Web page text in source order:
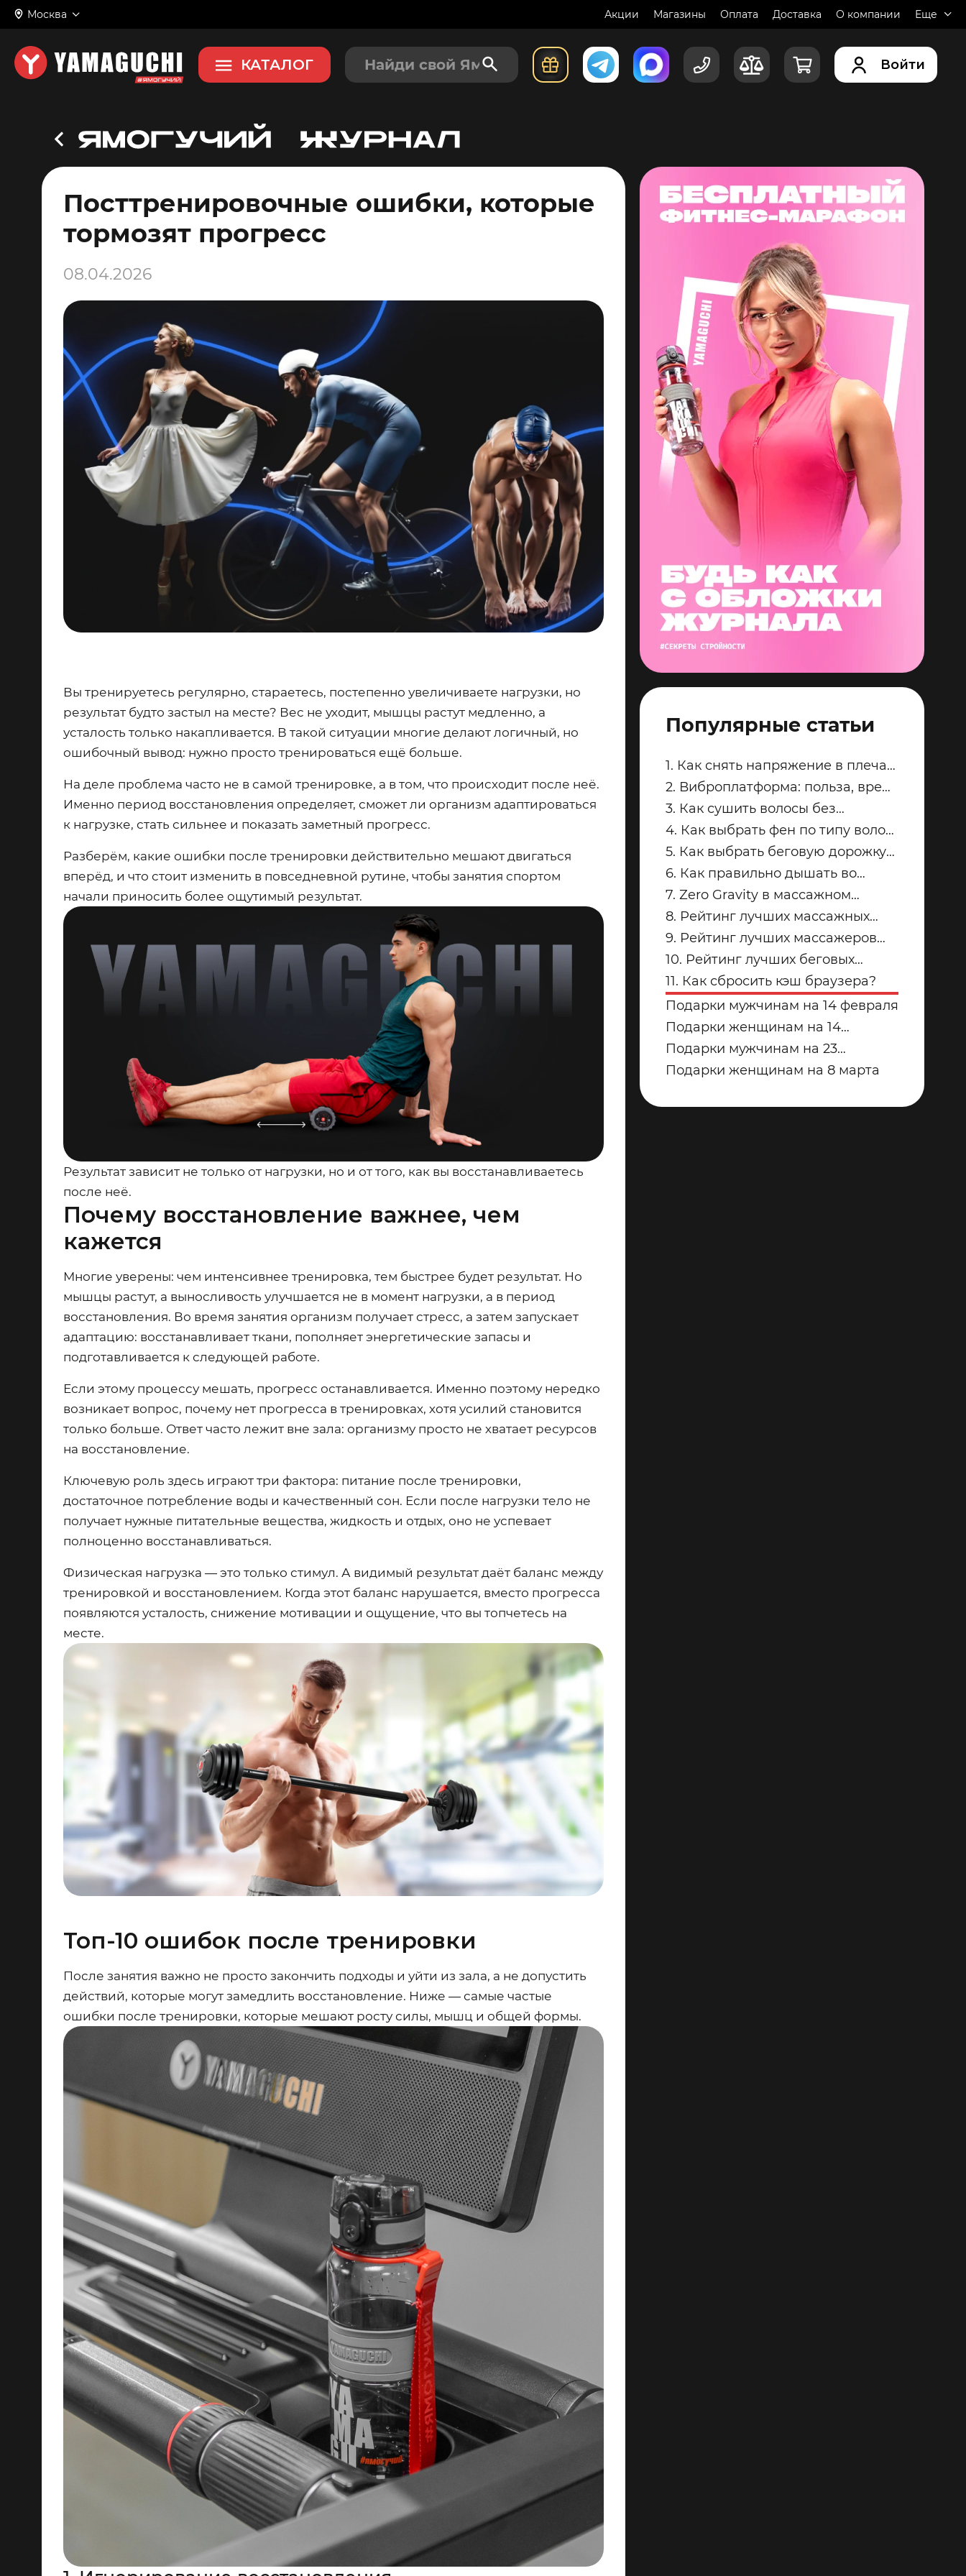
Москва Акции Магазины Оплата Доставка О компании Еще
КАТАЛОГ Войти
Посттренировочные ошибки, которые
тормозят прогресс
08.04.2026
Вы тренируетесь регулярно, стараетесь, постепенно увеличиваете нагрузки, но
результат будто застыл на месте? Вес не уходит, мышцы растут медленно, а
усталость только накапливается. В такой ситуации многие делают логичный, но
ошибочный вывод: нужно просто тренироваться ещё больше.
На деле проблема часто не в самой тренировке, а в том, что происходит после неё.
Именно период восстановления определяет, сможет ли организм адаптироваться
к нагрузке, стать сильнее и показать заметный прогресс.
Разберём, какие ошибки после тренировки действительно мешают двигаться
вперёд, и что стоит изменить в повседневной рутине, чтобы занятия спортом
начали приносить более ощутимый результат.
Результат зависит не только от нагрузки, но и от того, как вы восстанавливаетесь
после неё.
Почему восстановление важнее, чем
кажется
Многие уверены: чем интенсивнее тренировка, тем быстрее будет результат. Но
мышцы растут, а выносливость улучшается не в момент нагрузки, а в период
восстановления. Во время занятия организм получает стресс, а затем запускает
адаптацию: восстанавливает ткани, пополняет энергетические запасы и
подготавливается к следующей работе.
Если этому процессу мешать, прогресс останавливается. Именно поэтому нередко
возникает вопрос, почему нет прогресса в тренировках, хотя усилий становится
только больше. Ответ часто лежит вне зала: организму просто не хватает ресурсов
на восстановление.
Ключевую роль здесь играют три фактора: питание после тренировки,
достаточное потребление воды и качественный сон. Если после нагрузки тело не
получает нужные питательные вещества, жидкость и отдых, оно не успевает
полноценно восстанавливаться.
Физическая нагрузка — это только стимул. А видимый результат даёт баланс между
тренировкой и восстановлением. Когда этот баланс нарушается, вместо прогресса
появляются усталость, снижение мотивации и ощущение, что вы топчетесь на
месте.
Топ-10 ошибок после тренировки
После занятия важно не просто закончить подходы и уйти из зала, а не допустить
действий, которые могут замедлить восстановление. Ниже — самые частые
ошибки после тренировки, которые мешают росту силы, мышц и общей формы.
Популярные статьи
1. Как снять напряжение в плечах
и трапециях после рабочего дня
2. Виброплатформа: польза, вред
и советы по безопасным
занятиям
3. Как сушить волосы без
пересушивания
4. Как выбрать фен по типу волос:
тонкие, кудрявые, пористые и
окрашенные
5. Как выбрать беговую дорожку
для квартиры
6. Как правильно дышать во
время силовых упражнений и
кардио
7. Zero Gravity в массажном
кресле: что это и кому подходит
8. Рейтинг лучших массажных
кресел для дома: топ-модели
Yamaguchi
9. Рейтинг лучших массажеров
для ног Yamaguchi: какую модель
купить для дома в 2026 году?
10. Рейтинг лучших беговых
дорожек для дома от Yamaguchi:
какую модель выбрать?
11. Как сбросить кэш браузера?
Подарки мужчинам на 14 февраля
Подарки женщинам на 14
февраля
Подарки мужчинам на 23
февраля
Подарки женщинам на 8 марта